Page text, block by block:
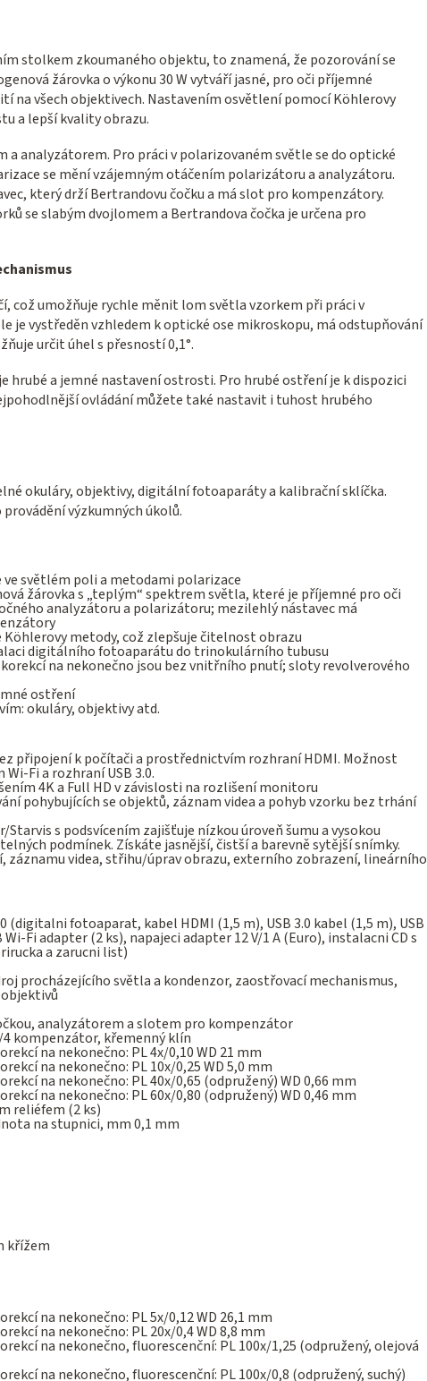
stolkem zkoumaného objektu, to znamená, že pozorování se
žárovka o výkonu 30 W vytváří jasné, pro oči příjemné
na všech objektivech. Nastavením osvětlení pomocí Köhlerovy
a lepší kvality obrazu.
a analyzátorem. Pro práci v polarizovaném světle se do optické
se mění vzájemným otáčením polarizátoru a analyzátoru.
který drží Bertrandovu čočku a má slot pro kompenzátory.
se slabým dvojlomem a Bertrandova čočka je určena pro
což umožňuje rychle měnit lom světla vzorkem při práci v
je vystředěn vzhledem k optické ose mikroskopu, má odstupňování
určit úhel s přesností 0,1°.
hrubé a jemné nastavení ostrosti. Pro hrubé ostření je k dispozici
ovládání můžete také nastavit i tuhost hrubého
okuláry, objektivy, digitální fotoaparáty a kalibrační sklíčka.
výzkumných úkolů.
světlém poli a metodami polarizace
žárovka s „teplým“ spektrem světla, které je příjemné pro oči
analyzátoru a polarizátoru; mezilehlý nástavec má
metody, což zlepšuje čitelnost obrazu
digitálního fotoaparátu do trinokulárního tubusu
na nekonečno jsou bez vnitřního pnutí; sloty revolverového
ostření
okuláry, objektivy atd.
připojení k počítači a prostřednictvím rozhraní HDMI. Možnost
Fi a rozhraní USB 3.0.
4K a Full HD v závislosti na rozlišení monitoru
pohybujících se objektů, záznam videa a pohyb vzorku bez trhání
Starvis s podsvícením zajišťuje nízkou úroveň šumu a vysokou
podmínek. Získáte jasnější, čistší a barevně sytější snímky.
záznamu videa, střihu/úprav obrazu, externího zobrazení, lineárního
(digitalni fotoaparat, kabel HDMI (1,5 m), USB 3.0 kabel (1,5 m), USB
Fi adapter (2 ks), napajeci adapter 12 V/1 A (Euro), instalacni CD s
a zarucni list)
procházejícího světla a kondenzor, zaostřovací mechanismus,
analyzátorem a slotem pro kompenzátor
kompenzátor, křemenný klín
na nekonečno: PL 4x/0,10 WD 21 mm
na nekonečno: PL 10x/0,25 WD 5,0 mm
na nekonečno: PL 40x/0,65 (odpružený) WD 0,66 mm
na nekonečno: PL 60x/0,80 (odpružený) WD 0,46 mm
reliéfem (2 ks)
na stupnici, mm 0,1 mm
křížem
na nekonečno: PL 5x/0,12 WD 26,1 mm
na nekonečno: PL 20x/0,4 WD 8,8 mm
na nekonečno, fluorescenční: PL 100x/1,25 (odpružený, olejová
na nekonečno, fluorescenční: PL 100x/0,8 (odpružený, suchý)